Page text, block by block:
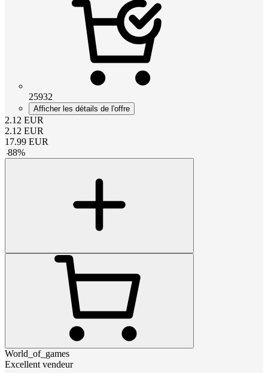
25932
Afficher les détails de l'offre
2.12 EUR
2.12 EUR
17.99 EUR
-88%
World_of_games
Excellent vendeur